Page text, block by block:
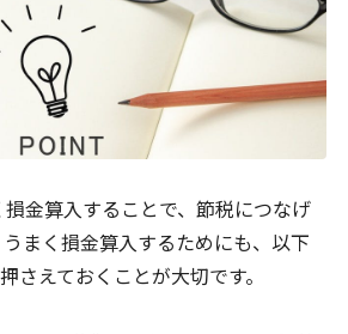
金算入することで、節税につなげ
まく損金算入するためにも、以下
さえておくことが大切です。